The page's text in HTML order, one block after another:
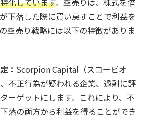
化しています。空売りは、株式を借
下落した際に買い戻すことで利益を
空売り戦略には以下の特徴がありま
： Scorpion Capital（スコーピオ
不正行為が疑われる企業、過剰に評
ーゲットにします。これにより、不
落の両方から利益を得ることができ